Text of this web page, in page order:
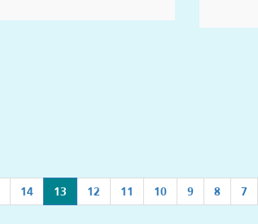
7
8
9
10
11
12
13
(current)
14